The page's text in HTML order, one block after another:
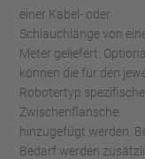
einer Kabel- oder
Schlauchlänge von
Meter geliefert. Optional
können die für den
Robotertyp
Zwischenflansche
hinzugefügt werden.
Bedarf werden